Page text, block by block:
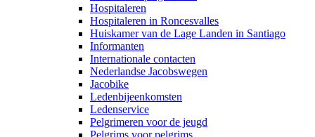
Hospitaleren
Hospitaleren in Roncesvalles
Huiskamer van de Lage Landen in Santiago
Informanten
Internationale contacten
Nederlandse Jacobswegen
Jacobike
Ledenbijeenkomsten
Ledenservice
Pelgrimeren voor de jeugd
Pelgrims voor pelgrims